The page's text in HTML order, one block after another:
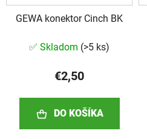
GEWA konektor Cinch BK
✅ Skladom (>5 ks)
€2,50
DO KOŠÍKA